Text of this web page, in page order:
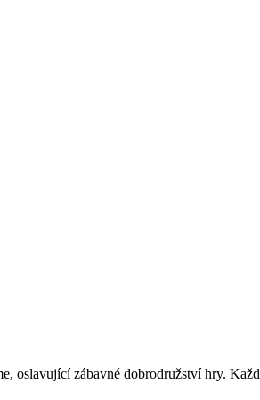
oslavující zábavné dobrodružství hry.